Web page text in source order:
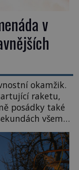
v
okamžik.
raketu,
posádky také
všem
Jejich
druhou stranu
malé kousky